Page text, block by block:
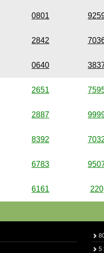
0801
2842
0640
2651
2887
8392
6783
6161 220
5